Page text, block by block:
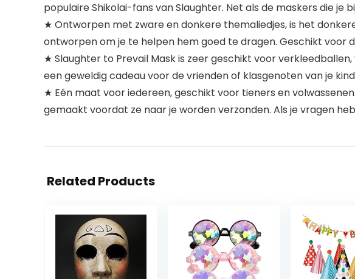
populaire Shikolai-fans van Slaughter. Net als de maskers die
★ Ontworpen met zware en donkere themaliedjes, is het
ontworpen om je te helpen hem goed te dragen. Geschikt voor
★ Slaughter to Prevail Mask is zeer geschikt voor
een geweldig cadeau voor de vrienden of klasgenoten van je
★ Eén maat voor iedereen, geschikt voor tieners en
gemaakt voordat ze naar je worden verzonden. Als je vragen
Related Products